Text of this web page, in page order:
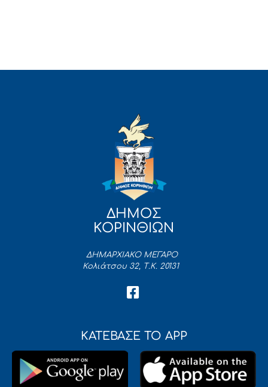
ΔΗΜΟΣ
ΚΟΡΙΝΘΙΩΝ
ΔΗΜΑΡΧΙΑΚΟ ΜΕΓΑΡΟ
Κολιάτσου 32, Τ.Κ. 20131
ΚΑΤΕΒΑΣΕ ΤΟ APP